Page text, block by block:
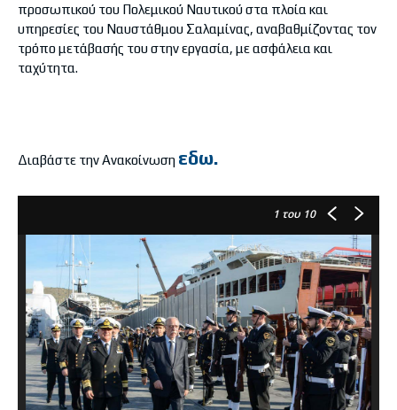
προσωπικού του Πολεμικού Ναυτικού στα πλοία και
υπηρεσίες του Ναυστάθμου Σαλαμίνας, αναβαθμίζοντας τον
τρόπο μετάβασής του στην εργασία, με ασφάλεια και
ταχύτητα.
Διαβάστε την Ανακοίνωση εδω.
1 του 10